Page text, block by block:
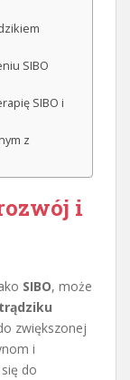
SIBO
SIBO i
z
i
SIBO, może
trądziku
zwiększonej
i
do